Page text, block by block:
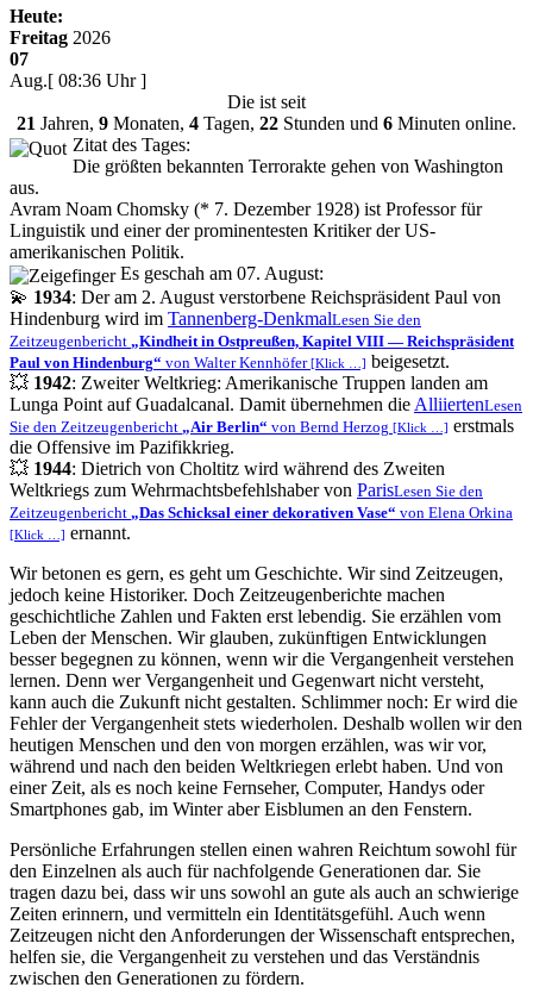
Heute:
Freitag 2026
07
Aug.[ 08:36 Uhr ]
Die ist seit
21 Jahren, 9 Monaten, 4 Tagen, 22 Stunden und 6 Minuten online.
Zitat des Tages:
Die größten bekannten Terrorakte gehen von Washington
aus.
Avram Noam Chomsky (* 7. Dezember 1928) ist Professor für
Linguistik und einer der prominentesten Kritiker der US-
amerikanischen Politik.
Es geschah am 07. August:
💫 1934: Der am 2. August verstorbene Reichspräsident Paul von
Hindenburg wird im Tannenberg-DenkmalLesen Sie den
Zeitzeugenbericht
Kindheit in Ostpreußen, Kapitel VIII — Reichspräsident
Paul von Hindenburg
von Walter Kennhöfer [Klick …] beigesetzt.
💥 1942: Zweiter Weltkrieg: Amerikanische Truppen landen am
Lunga Point auf Guadalcanal. Damit übernehmen die AlliiertenLesen
Sie den Zeitzeugenbericht
Air Berlin von Bernd Herzog [Klick …] erstmals
die Offensive im Pazifikkrieg.
💥 1944: Dietrich von Choltitz wird während des Zweiten
Weltkriegs zum Wehrmachtsbefehlshaber von ParisLesen Sie den
Zeitzeugenbericht
Das Schicksal einer dekorativen Vase von Elena Orkina
[Klick …] ernannt.
Wir betonen es gern, es geht um Geschichte. Wir sind Zeitzeugen,
jedoch keine Historiker. Doch Zeitzeugenberichte machen
geschichtliche Zahlen und Fakten erst lebendig. Sie erzählen vom
Leben der Menschen. Wir glauben, zukünftigen Entwicklungen
besser begegnen zu können, wenn wir die Vergangenheit verstehen
lernen. Denn wer Vergangenheit und Gegenwart nicht versteht,
kann auch die Zukunft nicht gestalten. Schlimmer noch: Er wird die
Fehler der Vergangenheit stets wiederholen. Deshalb wollen wir den
heutigen Menschen und den von morgen erzählen, was wir vor,
während und nach den beiden Weltkriegen erlebt haben. Und von
einer Zeit, als es noch keine Fernseher, Computer, Handys oder
Smartphones gab, im Winter aber Eisblumen an den Fenstern.
Persönliche Erfahrungen stellen einen wahren Reichtum sowohl für
den Einzelnen als auch für nachfolgende Generationen dar. Sie
tragen dazu bei, dass wir uns sowohl an gute als auch an schwierige
Zeiten erinnern, und vermitteln ein Identitätsgefühl. Auch wenn
Zeitzeugen nicht den Anforderungen der Wissenschaft entsprechen,
helfen sie, die Vergangenheit zu verstehen und das Verständnis
zwischen den Generationen zu fördern.